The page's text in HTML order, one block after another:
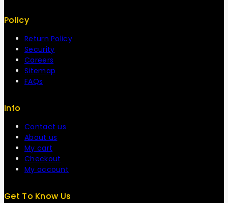
Policy
Return Policy
Security
Careers
Sitemap
FAQs
Info
Contact us
About us
My cart
Checkout
My account
Get To Know Us